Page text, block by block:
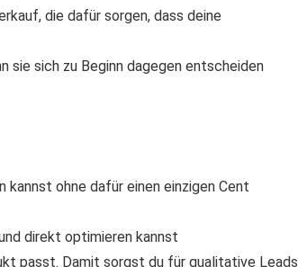
die dafür sorgen, dass deine
sie sich zu Beginn dagegen entscheiden
ohne dafür einen einzigen Cent
direkt optimieren kannst
passt. Damit sorgst du für qualitative Leads